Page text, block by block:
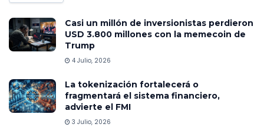
Casi un millón de inversionistas perdieron
USD 3.800 millones con la memecoin de
Trump
4 Julio, 2026
La tokenización fortalecerá o
fragmentará el sistema financiero,
advierte el FMI
3 Julio, 2026